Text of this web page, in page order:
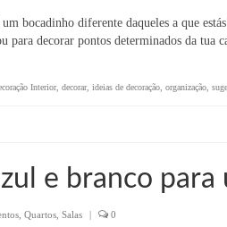
bocadinho diferente daqueles a que
para decorar pontos determinados da tua
Interior, decorar, ideias de decoração organização
e branco
Quartos Salas | 0